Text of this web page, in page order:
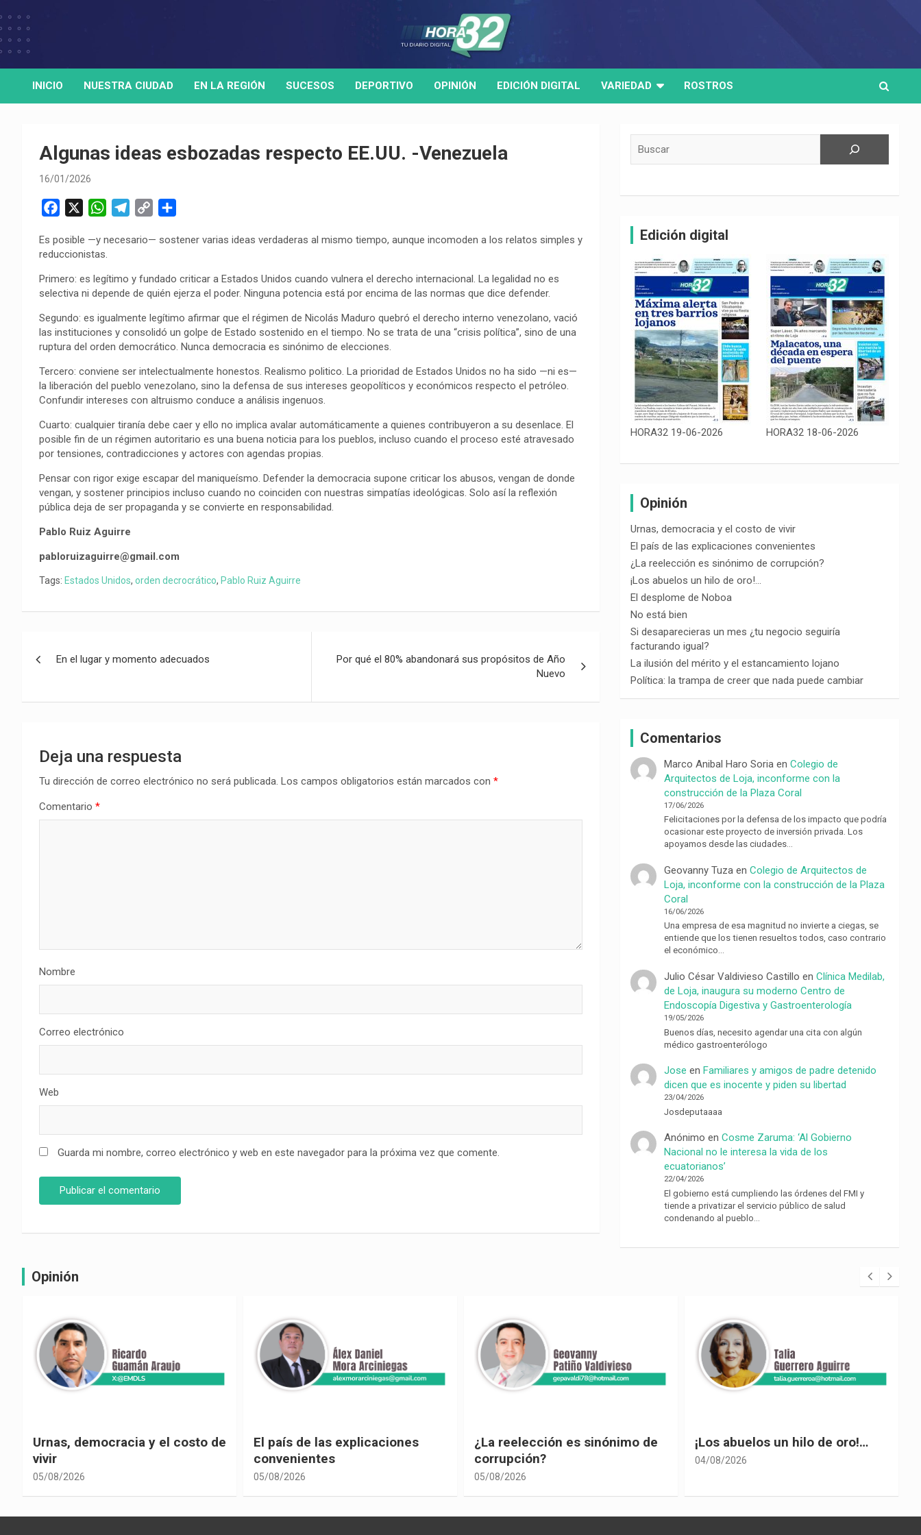
to
HORA32
Medio de comunicación digital
INICIO NUESTRA CIUDAD EN LA REGIÓN SUCESOS DEPORTIVO OPINIÓN EDICIÓN DIGITAL VARIEDAD ROSTROS
Algunas ideas esbozadas respecto EE.UU. -Venezuela
16/01/2026
c
e
b
o
o
k
W
a
t
s
A
p
p
l
g
a
m
p
L
i
n
k
m
a
r
t
i
r
Es posible —y necesario— sostener varias ideas verdaderas al mismo tiempo, aunque incomoden a los relatos simples y
reduccionistas.
Primero: es legítimo y fundado criticar a Estados Unidos cuando vulnera el derecho internacional. La legalidad no es
selectiva ni depende de quién ejerza el poder. Ninguna potencia está por encima de las normas que dice defender.
Segundo: es igualmente legítimo afirmar que el régimen de Nicolás Maduro quebró el derecho interno venezolano, vació
las instituciones y consolidó un golpe de Estado sostenido en el tiempo. No se trata de una “crisis política”, sino de una
ruptura del orden democrático. Nunca democracia es sinónimo de elecciones.
Tercero: conviene ser intelectualmente honestos. Realismo politico. La prioridad de Estados Unidos no ha sido —ni es—
la liberación del pueblo venezolano, sino la defensa de sus intereses geopolíticos y económicos respecto el petróleo.
Confundir intereses con altruismo conduce a análisis ingenuos.
Cuarto: cualquier tiranía debe caer y ello no implica avalar automáticamente a quienes contribuyeron a su desenlace. El
posible fin de un régimen autoritario es una buena noticia para los pueblos, incluso cuando el proceso esté atravesado
por tensiones, contradicciones y actores con agendas propias.
Pensar con rigor exige escapar del maniqueísmo. Defender la democracia supone criticar los abusos, vengan de donde
vengan, y sostener principios incluso cuando no coinciden con nuestras simpatías ideológicas. Solo así la reflexión
pública deja de ser propaganda y se convierte en responsabilidad.
Pablo Ruiz Aguirre
pabloruizaguirre@gmail.com
Tags: Estados Unidos, orden decrocrático, Pablo Ruiz Aguirre
entradas
En el lugar y momento adecuados
Por qué el 80% abandonará sus propósitos de Año
Nuevo
Deja una respuesta
Tu dirección de correo electrónico no será publicada. Los campos obligatorios están marcados con *
Comentario *
Nombre
Correo electrónico
Web
Guarda mi nombre, correo electrónico y web en este navegador para la próxima vez que comente.
Edición digital
HORA32 19-06-2026 HORA32 18-06-2026
Opinión
Urnas, democracia y el costo de vivir
El país de las explicaciones convenientes
¿La reelección es sinónimo de corrupción?
¡Los abuelos un hilo de oro!…
El desplome de Noboa
No está bien
Si desaparecieras un mes ¿tu negocio seguiría
facturando igual?
La ilusión del mérito y el estancamiento lojano
Política: la trampa de creer que nada puede cambiar
Comentarios
Marco Anibal Haro Soria enColegio de
Arquitectos de Loja, inconforme con la
construcción de la Plaza Coral
17/06/2026
Felicitaciones por la defensa de los impacto que podría
ocasionar este proyecto de inversión privada. Los
apoyamos desde las ciudades…
Geovanny Tuza enColegio de Arquitectos de
Loja, inconforme con la construcción de la Plaza
Coral
16/06/2026
Una empresa de esa magnitud no invierte a ciegas, se
entiende que los tienen resueltos todos, caso contrario
el económico…
Julio César Valdivieso Castillo enClínica Medilab,
de Loja, inaugura su moderno Centro de
Endoscopía Digestiva y Gastroenterología
19/05/2026
Buenos días, necesito agendar una cita con algún
médico gastroenterólogo
Jose enFamiliares y amigos de padre detenido
dicen que es inocente y piden su libertad
23/04/2026
Josdeputaaaa
Anónimo enCosme Zaruma: ‘Al Gobierno
Nacional no le interesa la vida de los
ecuatorianos’
22/04/2026
El gobierno está cumpliendo las órdenes del FMI y
tiende a privatizar el servicio público de salud
condenando al pueblo…
Opinión
El país de las explicaciones
convenientes
05/08/2026
¿La reelección es sinónimo de
corrupción?
05/08/2026
¡Los abuelos un hilo de oro!…
04/08/2026
El desplome de Noboa
04/08/2026